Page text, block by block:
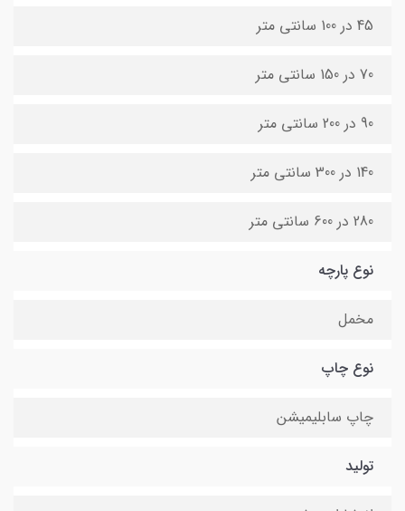
45 در 100 سانتی متر
70 در 150 سانتی متر
90 در 200 سانتی متر
140 در 300 سانتی متر
280 در 600 سانتی متر
نوع پارچه
مخمل
نوع چاپ
چاپ سابلیمیشن
تولید